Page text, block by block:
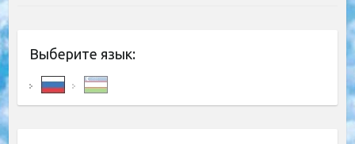
Выберите язык: